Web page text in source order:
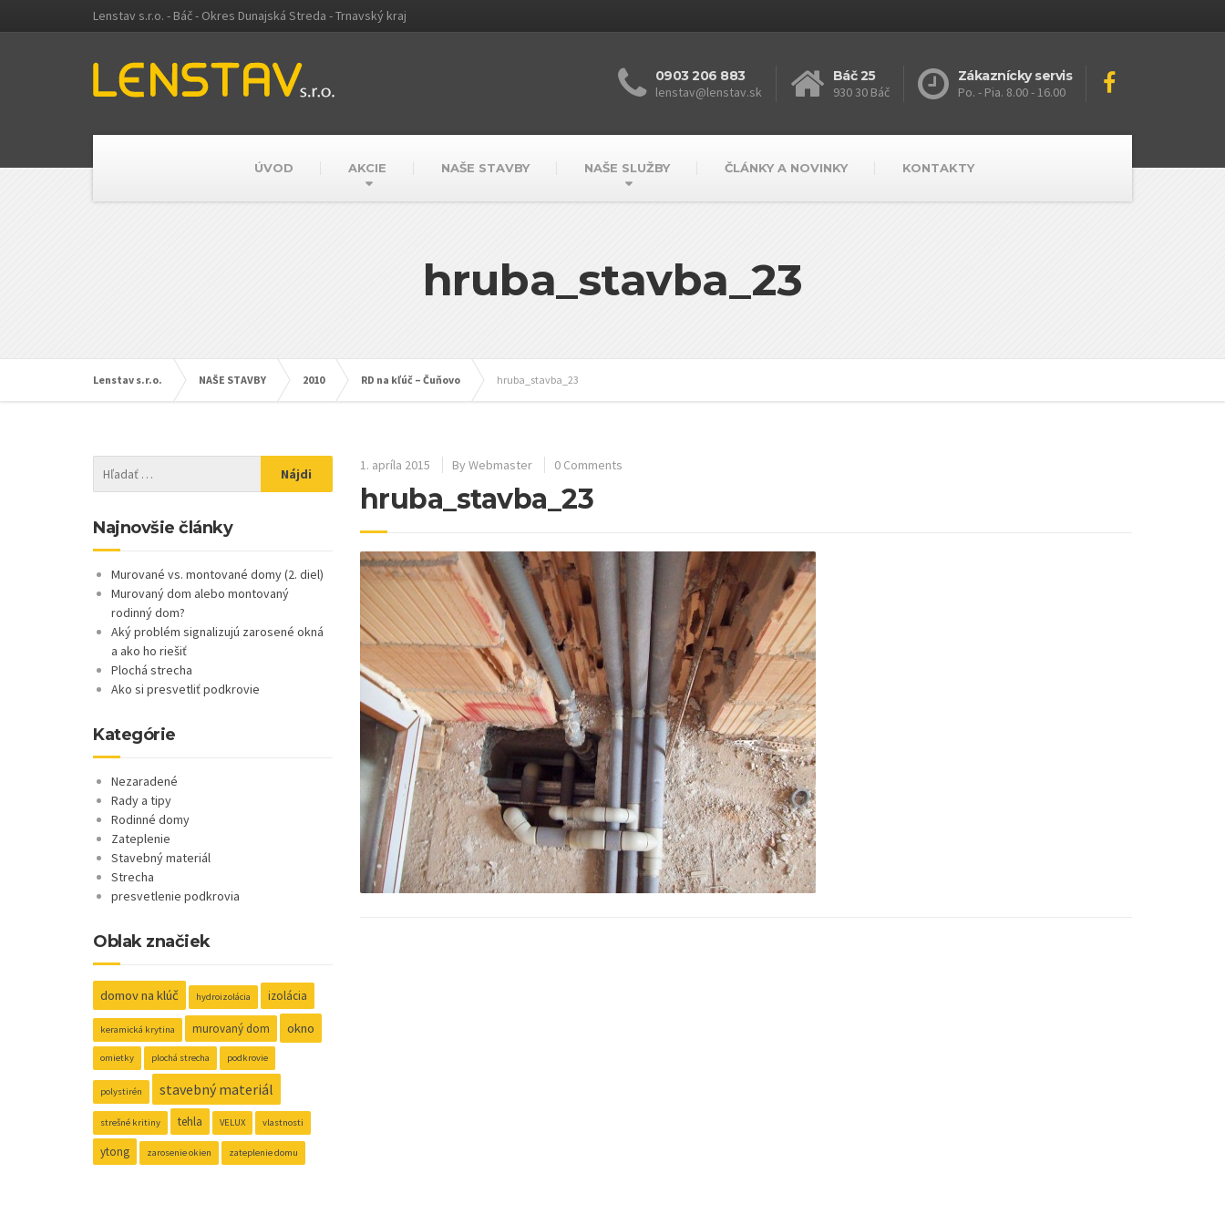
Lenstav s.r.o. - Báč - Okres Dunajská Streda - Trnavský kraj
0903 206 883
lenstav@lenstav.sk
Báč 25
930 30 Báč
Zákaznícky servis
Po. - Pia. 8.00 - 16.00
ÚVOD AKCIE NAŠE STAVBY NAŠE SLUŽBY ČLÁNKY A NOVINKY KONTAKTY
hruba_stavba_23
Lenstav s.r.o. NAŠE STAVBY 2010 RD na kľúč – Čuňovo hruba_stavba_23
1. apríla 2015 By Webmaster 0 Comments
hruba_stavba_23
Najnovšie články
Murované vs. montované domy (2. diel)
Murovaný dom alebo montovaný
rodinný dom?
Aký problém signalizujú zarosené okná
a ako ho riešiť
Plochá strecha
Ako si presvetliť podkrovie
Kategórie
Nezaradené
Rady a tipy
Rodinné domy
Zateplenie
Stavebný materiál
Strecha
presvetlenie podkrovia
Oblak značiek
domov na klúč hydroizolácia izolácia
keramická krytina murovaný dom okno
omietky plochá strecha podkrovie
polystirén stavebný materiál
strešné kritiny tehla VELUX vlastnosti
ytong zarosenie okien zateplenie domu